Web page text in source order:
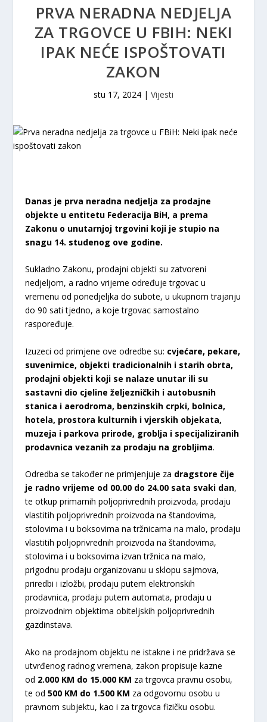
PRVA NERADNA NEDJELJA
ZA TRGOVCE U FBIH: NEKI
IPAK NEĆE ISPOŠTOVATI
ZAKON
stu 17, 2024 | Vijesti
Danas je prva neradna nedjelja za prodajne
objekte u entitetu Federacija BiH, a prema
Zakonu o unutarnjoj trgovini koji je stupio na
snagu 14. studenog ove godine.
Sukladno Zakonu, prodajni objekti su zatvoreni
nedjeljom, a radno vrijeme određuje trgovac u
vremenu od ponedjeljka do subote, u ukupnom trajanju
do 90 sati tjedno, a koje trgovac samostalno
raspoređuje.
Izuzeci od primjene ove odredbe su: cvjećare, pekare,
suvenirnice, objekti tradicionalnih i starih obrta,
prodajni objekti koji se nalaze unutar ili su
sastavni dio cjeline željezničkih i autobusnih
stanica i aerodroma, benzinskih crpki, bolnica,
hotela, prostora kulturnih i vjerskih objekata,
muzeja i parkova prirode, groblja i specijaliziranih
prodavnica vezanih za prodaju na grobljima.
Odredba se također ne primjenjuje za dragstore čije
je radno vrijeme od 00.00 do 24.00 sata svaki dan,
te otkup primarnih poljoprivrednih proizvoda, prodaju
vlastitih poljoprivrednih proizvoda na štandovima,
stolovima i u boksovima na tržnicama na malo, prodaju
vlastitih poljoprivrednih proizvoda na štandovima,
stolovima i u boksovima izvan tržnica na malo,
prigodnu prodaju organizovanu u sklopu sajmova,
priredbi i izložbi, prodaju putem elektronskih
prodavnica, prodaju putem automata, prodaju u
proizvodnim objektima obiteljskih poljoprivrednih
gazdinstava.
Ako na prodajnom objektu ne istakne i ne pridržava se
utvrđenog radnog vremena, zakon propisuje kazne
od 2.000 KM do 15.000 KM za trgovca pravnu osobu,
te od 500 KM do 1.500 KM za odgovornu osobu u
pravnom subjektu, kao i za trgovca fizičku osobu.